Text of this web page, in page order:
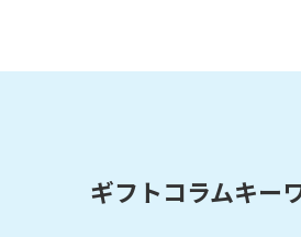
ギフトコラムキー